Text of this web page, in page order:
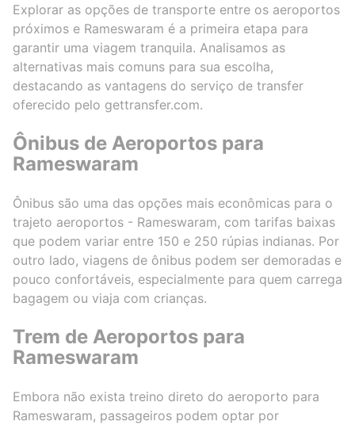
Explorar as opções de transporte entre os aeroportos
próximos e Rameswaram é a primeira etapa para
garantir uma viagem tranquila. Analisamos as
alternativas mais comuns para sua escolha,
destacando as vantagens do serviço de transfer
oferecido pelo gettransfer.com.
Ônibus de Aeroportos para
Rameswaram
Ônibus são uma das opções mais econômicas para o
trajeto aeroportos - Rameswaram, com tarifas baixas
que podem variar entre 150 e 250 rúpias indianas. Por
outro lado, viagens de ônibus podem ser demoradas e
pouco confortáveis, especialmente para quem carrega
bagagem ou viaja com crianças.
Trem de Aeroportos para
Rameswaram
Embora não exista treino direto do aeroporto para
Rameswaram, passageiros podem optar por